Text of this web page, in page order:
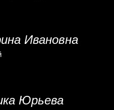
Ивановна
Юрьева